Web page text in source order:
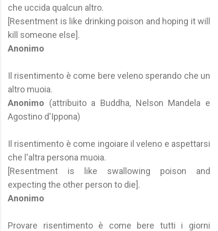
che uccida qualcun altro.
[Resentment is like drinking poison and hoping it will
kill someone else].
Anonimo
Il risentimento è come bere veleno sperando che un
altro muoia.
Anonimo (attribuito a Buddha, Nelson Mandela e
Agostino d'Ippona)
Il risentimento è come ingoiare il veleno e aspettarsi
che l'altra persona muoia.
[Resentment is like swallowing poison and
expecting the other person to die].
Anonimo
Provare risentimento è come bere tutti i giorni